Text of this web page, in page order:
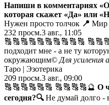
Напиши в комментариях
которая скажет «Да» или
Нужен просто толчок 📍 Мир
232 просм.3 авг., 11:05
🔠🔠🔠🔠🔠🔠🔠🔠🔠🔠
подходит мне - а не ту
окружающим©️ Для
Таро | Эзотерика
209 просм.3 авг., 09:00
🔠🔠🔠🔠🔠🔠 🔠🔠🔠🔠🔮 О
сегодня?🔍Не думай долго -